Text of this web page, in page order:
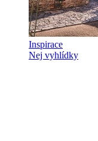
Inspirace
Nej vyhlídky